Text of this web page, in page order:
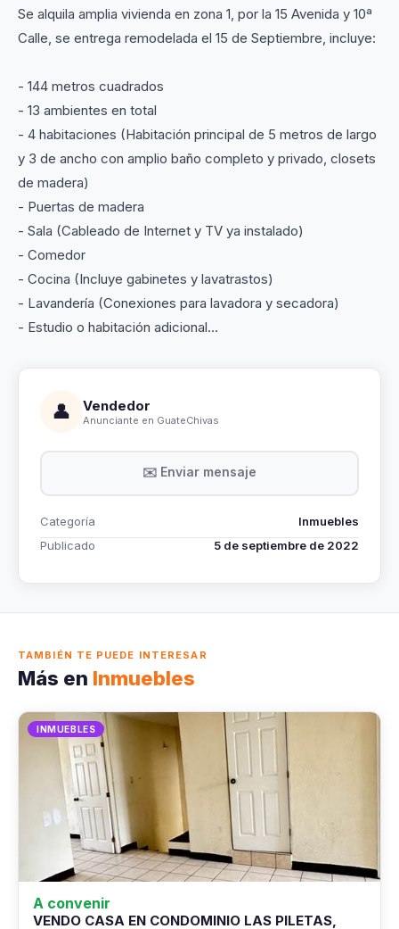
Se alquila amplia vivienda en zona 1, por la 15 Avenida y 10ª
Calle, se entrega remodelada el 15 de Septiembre, incluye:
- 144 metros cuadrados
- 13 ambientes en total
- 4 habitaciones (Habitación principal de 5 metros de largo
y 3 de ancho con amplio baño completo y privado, closets
de madera)
- Puertas de madera
- Sala (Cableado de Internet y TV ya instalado)
- Comedor
- Cocina (Incluye gabinetes y lavatrastos)
- Lavandería (Conexiones para lavadora y secadora)
- Estudio o habitación adicional...
👤 Vendedor
Anunciante en GuateChivas
✉️ Enviar mensaje
Categoría
Inmuebles
Publicado
5 de septiembre de 2022
TAMBIÉN TE PUEDE INTERESAR
Más en Inmuebles
INMUEBLES
A convenir
VENDO CASA EN CONDOMINIO LAS PILETAS,